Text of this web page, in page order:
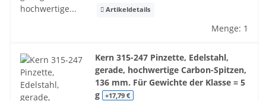
Artikeldetails
Menge: 1
Kern 315-247 Pinzette, Edelstahl,
gerade, hochwertige Carbon-Spitzen,
136 mm. Für Gewichte der Klasse = 5
g +17,79 €